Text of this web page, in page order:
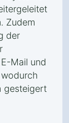
Zudem
der
Mail und
gesteigert